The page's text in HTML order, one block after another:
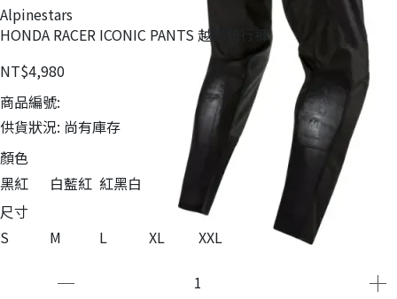
Alpinestars
HONDA RACER ICONIC PANTS 越野騎行褲
NT$4,980
商品編號:
供貨狀況: 尚有庫存
顏色
黑紅
白藍紅 紅黑白
尺寸
S
M L XL XXL